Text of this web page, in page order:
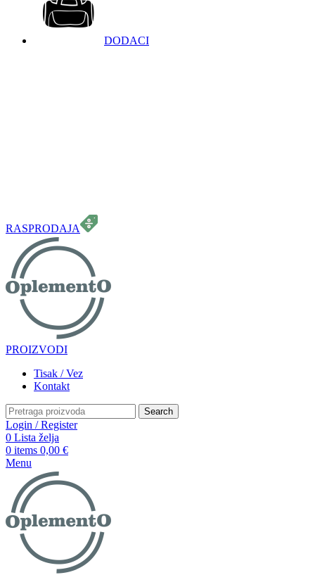
DODACI
RASPRODAJA
PROIZVODI
Tisak / Vez
Kontakt
Search
Login / Register
0 Lista želja
0 items 0,00 €
Menu